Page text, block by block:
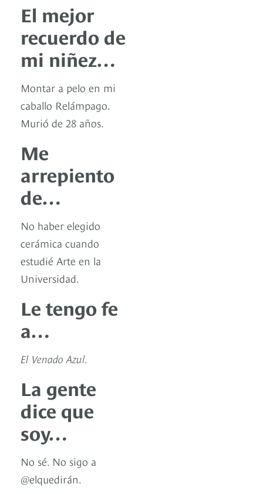
El mejor
recuerdo de
mi niñez…
Montar a pelo en mi
caballo Relámpago.
Murió de 28 años.
Me
arrepiento
de…
No haber elegido
cerámica cuando
estudié Arte en la
Universidad.
Le tengo fe
a…
El Venado Azul.
La gente
dice que
soy…
No sé. No sigo a
@elquedirán.